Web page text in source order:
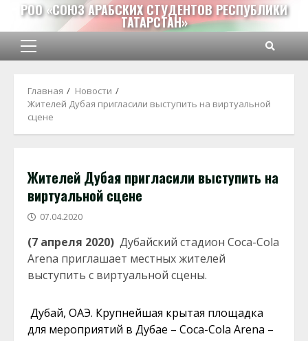
Перейти
содержимому
РОО «СОЮЗ АРАБСКИХ СТУДЕНТОВ РЕСПУБЛИКИ
ТАТАРСТАН»
Основное
Главная
Новости
​Жителей Дубая пригласили выступить на виртуальной
сцене
​Жителей Дубая пригласили выступить на
виртуальной сцене
07.04.2020
(7 апреля 2020) Дубайский стадион Coca-Cola
Arena приглашает местных жителей
выступить с виртуальной сцены.
Дубай, ОАЭ. Крупнейшая крытая площадка
для мероприятий в Дубае – Coca-Cola Arena –